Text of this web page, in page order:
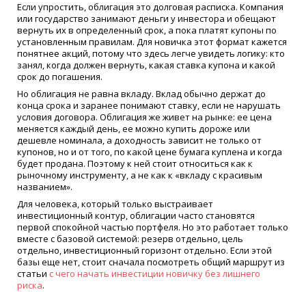
Если упростить, облигация это долговая расписка. Компания
или государство занимают деньги у инвестора и обещают
вернуть их в определенный срок, а пока платят купоны по
установленным правилам. Для новичка этот формат кажется
понятнее акций, потому что здесь легче увидеть логику: кто
занял, когда должен вернуть, какая ставка купона и какой
срок до погашения.
Но облигация не равна вкладу. Вклад обычно держат до
конца срока и заранее понимают ставку, если не нарушать
условия договора. Облигация же живет на рынке: ее цена
меняется каждый день, ее можно купить дороже или
дешевле номинала, а доходность зависит не только от
купонов, но и от того, по какой цене бумага куплена и когда
будет продана. Поэтому к ней стоит относиться как к
рыночному инструменту, а не как к «вкладу с красивым
названием».
Для человека, который только выстраивает
инвестиционный контур, облигации часто становятся
первой спокойной частью портфеля. Но это работает только
вместе с базовой системой: резерв отдельно, цель
отдельно, инвестиционный горизонт отдельно. Если этой
базы еще нет, стоит сначала посмотреть общий маршрут из
статьи с чего начать инвестиции новичку без лишнего
риска.